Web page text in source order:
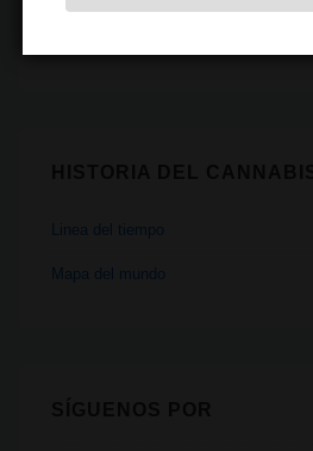
Linea del tiempo
Mapa del mundo